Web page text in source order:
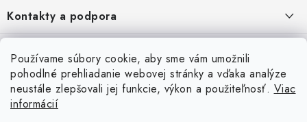
Používame súbory cookie, aby sme vám umožnili
pohodlné prehliadanie webovej stránky a vďaka analýze
neustále zlepšovali jej funkcie, výkon a použiteľnosť. Viac
informácií
e Moja objednávka
Odstúpenie od zmluvy
Formuláre na stiahnutie
Napíšte nám
Dôležité oznamy
16.6.2026
Nákup na splátky
23.10.2022
Ako nakupovať
Kontakty a podpora
2.8.2022
Doprava a Platba
4.3.2022
Servisné služby
Servis a služby pre Vás
5.3.2022
Doprava - UPS Doprava - Packeta Splátky - Home Credit